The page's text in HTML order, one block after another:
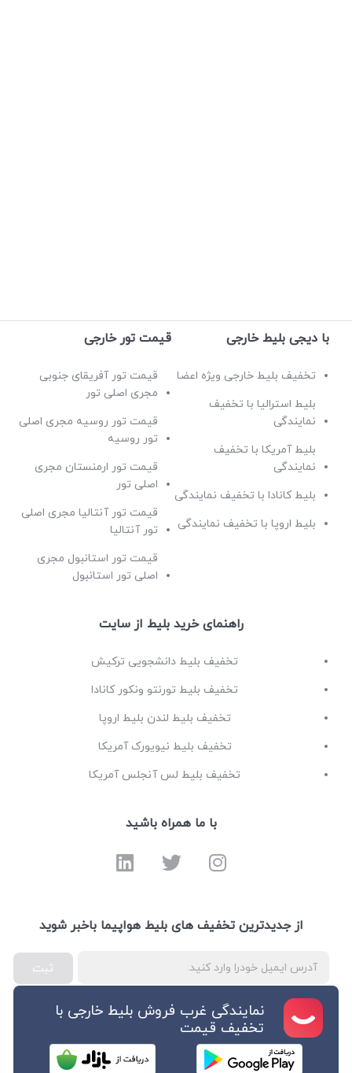
با دیجی بلیط خارجی
تخفیف بلیط خارجی ویژه اعضا
بلیط استرالیا با تخفیف
نمایندگی
بلیط آمریکا با تخفیف
نمایندگی
بلیط کانادا با تخفیف نمایندگی
بلیط اروپا با تخفیف نمایندگی
قیمت تور خارجی
قیمت تور آفریقای جنوبی
مجری اصلی تور
قیمت تور روسیه مجری اصلی
تور روسیه
قیمت تور ارمنستان مجری
اصلی تور
قیمت تور آنتالیا مجری اصلی
تور آنتالیا
قیمت تور استانبول مجری
اصلی تور استانبول
راهنمای خرید بلیط از سایت
تخفیف بلیط دانشجویی ترکیش
تخفیف بلیط تورنتو ونکور کانادا
تخفیف بلیط لندن بلیط اروپا
تخفیف بلیط نیویورک آمریکا
تخفیف بلیط لس آنجلس آمریکا
با ما همراه باشید
از جدیدترین تخفیف های بلیط هواپیما باخبر شوید
ثبت
نمایندگی غرب فروش بلیط خارجی با
تخفیف قیمت